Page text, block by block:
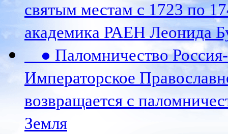
святым местам с 1723 по
академика РАЕН Леонида
● Паломничество
Императорское
возвращается с
Земля